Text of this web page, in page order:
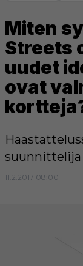
Miten
Streets
uudet
ovat
suunnittelija
11.2.2017 08:00